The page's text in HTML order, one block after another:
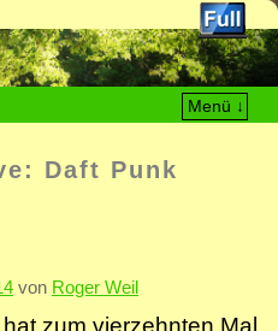
Menü ↓
Daft Punk
von Roger Weil